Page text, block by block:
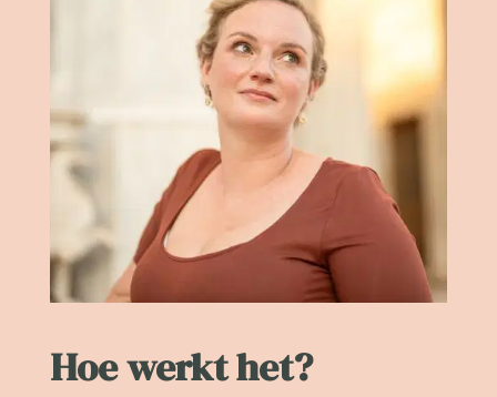
Hoe werkt het?